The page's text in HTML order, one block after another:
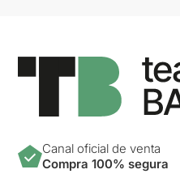
Canal oficial de venta
Compra 100% segura